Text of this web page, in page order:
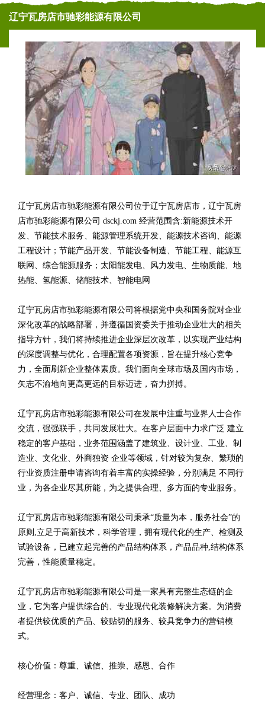
辽宁瓦房店市驰彩能源有限公司
辽宁瓦房店市驰彩能源有限公司位于辽宁瓦房店市，辽宁瓦房
店市驰彩能源有限公司 dsckj.com 经营范围含:新能源技术开
发、节能技术服务、能源管理系统开发、能源技术咨询、能源
工程设计；节能产品开发、节能设备制造、节能工程、能源互
联网、综合能源服务；太阳能发电、风力发电、生物质能、地
热能、氢能源、储能技术、智能电网
辽宁瓦房店市驰彩能源有限公司将根据党中央和国务院对企业
深化改革的战略部署，并遵循国资委关于推动企业壮大的相关
指导方针，我们将持续推进企业深层次改革，以实现产业结构
的深度调整与优化，合理配置各项资源，旨在提升核心竞争
力，全面刷新企业整体素质。我们面向全球市场及国内市场，
矢志不渝地向更高更远的目标迈进，奋力拼搏。
辽宁瓦房店市驰彩能源有限公司在发展中注重与业界人士合作
交流，强强联手，共同发展壮大。在客户层面中力求广泛 建立
稳定的客户基础，业务范围涵盖了建筑业、设计业、工业、制
造业、文化业、外商独资 企业等领域，针对较为复杂、繁琐的
行业资质注册申请咨询有着丰富的实操经验，分别满足 不同行
业，为各企业尽其所能，为之提供合理、多方面的专业服务。
辽宁瓦房店市驰彩能源有限公司秉承“质量为本，服务社会”的
原则,立足于高新技术，科学管理，拥有现代化的生产、检测及
试验设备，已建立起完善的产品结构体系，产品品种,结构体系
完善，性能质量稳定。
辽宁瓦房店市驰彩能源有限公司是一家具有完整生态链的企
业，它为客户提供综合的、专业现代化装修解决方案。为消费
者提供较优质的产品、较贴切的服务、较具竞争力的营销模
式。
核心价值：尊重、诚信、推崇、感恩、合作
经营理念：客户、诚信、专业、团队、成功